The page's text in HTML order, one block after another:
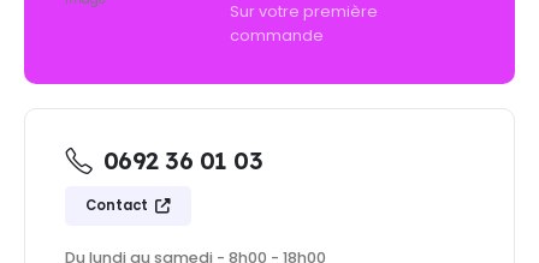
Sur votre première
commande
0692 36 01 03
Contact
Du lundi au samedi - 8h00 - 18h00